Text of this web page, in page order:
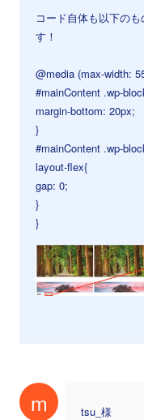
コード自体も以下の
す！
@media (max-width:
#mainContent .wp-
margin-bottom: 20px;
}
#mainContent .wp-
layout-flex{
gap: 0;
}
}
m tsu_様